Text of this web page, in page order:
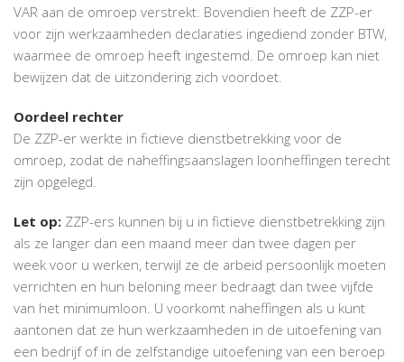
VAR aan de omroep verstrekt. Bovendien heeft de ZZP-er
voor zijn werkzaamheden declaraties ingediend zonder BTW,
waarmee de omroep heeft ingestemd. De omroep kan niet
bewijzen dat de uitzondering zich voordoet.
Oordeel rechter
De ZZP-er werkte in fictieve dienstbetrekking voor de
omroep, zodat de naheffingsaanslagen loonheffingen terecht
zijn opgelegd.
Let op: ZZP-ers kunnen bij u in fictieve dienstbetrekking zijn
als ze langer dan een maand meer dan twee dagen per
week voor u werken, terwijl ze de arbeid persoonlijk moeten
verrichten en hun beloning meer bedraagt dan twee vijfde
van het minimumloon. U voorkomt naheffingen als u kunt
aantonen dat ze hun werkzaamheden in de uitoefening van
een bedrijf of in de zelfstandige uitoefening van een beroep